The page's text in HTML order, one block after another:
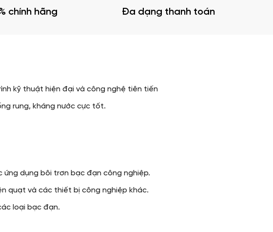
chính hãng Đa dạng thanh toán
kỹ thuật hiện đại và công nghệ tiên tiến
rung, kháng nước cực tốt.
ứng dụng bôi trơn bạc đạn công nghiệp.
quạt và các thiết bị công nghiệp khác.
loại bạc đạn.